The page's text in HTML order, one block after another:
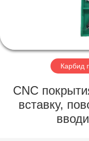
ФАБРИКИ
ПРОВЕРКА
КАЧЕСТВА
Карбид
CNC
вставку,